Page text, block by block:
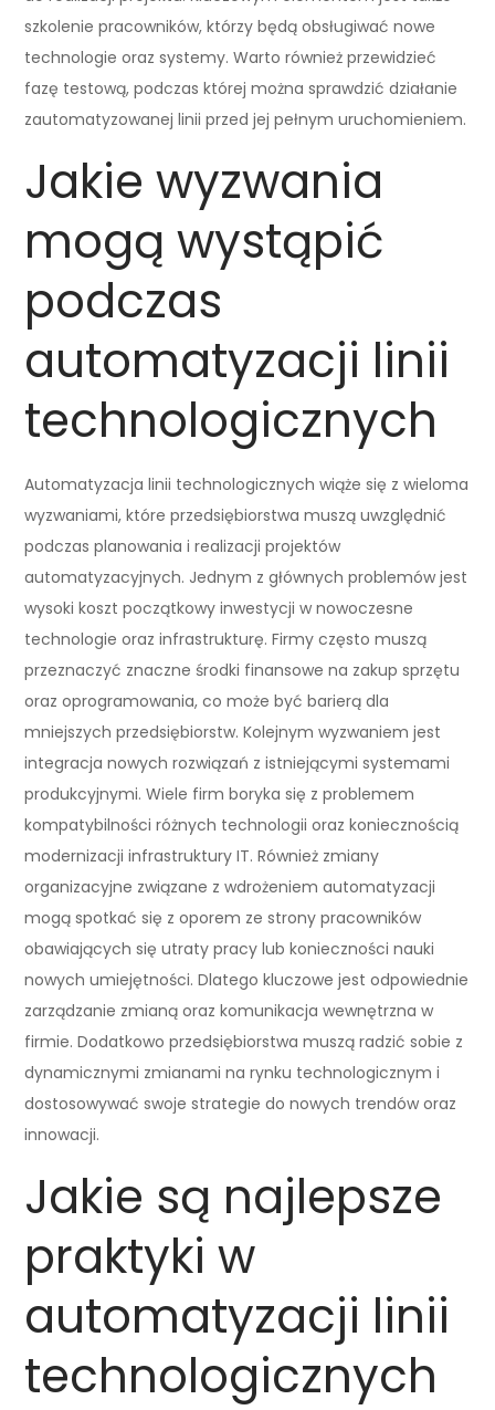
szkolenie pracowników, którzy będą obsługiwać nowe
technologie oraz systemy. Warto również przewidzieć
fazę testową, podczas której można sprawdzić działanie
zautomatyzowanej linii przed jej pełnym uruchomieniem.
Jakie wyzwania
mogą wystąpić
podczas
automatyzacji linii
technologicznych
Automatyzacja linii technologicznych wiąże się z wieloma
wyzwaniami, które przedsiębiorstwa muszą uwzględnić
podczas planowania i realizacji projektów
automatyzacyjnych. Jednym z głównych problemów jest
wysoki koszt początkowy inwestycji w nowoczesne
technologie oraz infrastrukturę. Firmy często muszą
przeznaczyć znaczne środki finansowe na zakup sprzętu
oraz oprogramowania, co może być barierą dla
mniejszych przedsiębiorstw. Kolejnym wyzwaniem jest
integracja nowych rozwiązań z istniejącymi systemami
produkcyjnymi. Wiele firm boryka się z problemem
kompatybilności różnych technologii oraz koniecznością
modernizacji infrastruktury IT. Również zmiany
organizacyjne związane z wdrożeniem automatyzacji
mogą spotkać się z oporem ze strony pracowników
obawiających się utraty pracy lub konieczności nauki
nowych umiejętności. Dlatego kluczowe jest odpowiednie
zarządzanie zmianą oraz komunikacja wewnętrzna w
firmie. Dodatkowo przedsiębiorstwa muszą radzić sobie z
dynamicznymi zmianami na rynku technologicznym i
dostosowywać swoje strategie do nowych trendów oraz
innowacji.
Jakie są najlepsze
praktyki w
automatyzacji linii
technologicznych